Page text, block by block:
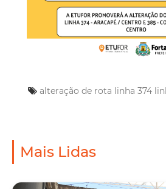
alteração de rota linha 374
Mais Lidas